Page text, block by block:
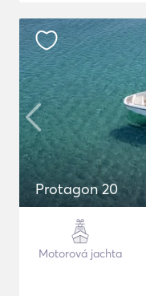
Protagon 20
Motorová jachta